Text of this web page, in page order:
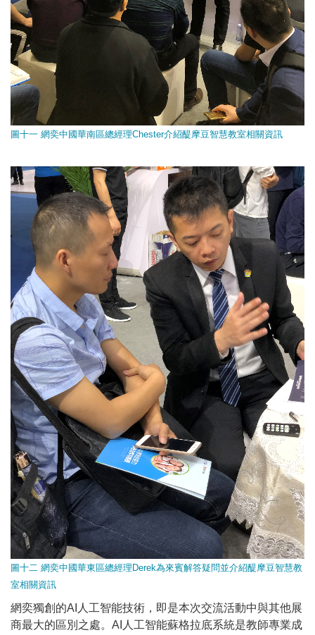
圖十一 網奕中國華南區總經理Chester介紹醍摩豆智慧教室相關資訊
圖十二 網奕中國華東區總經理Derek為來賓解答疑問並介紹醍摩豆智慧教
室相關資訊
網奕獨創的AI人工智能技術，即是本次交流活動中與其他展
商最大的區別之處。AI人工智能蘇格拉底系統是教師專業成